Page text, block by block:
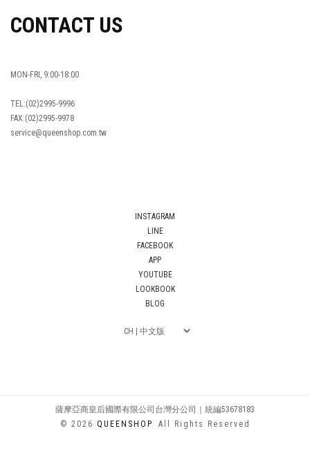
CONTACT US
MON-FRI, 9:00-18:00
TEL:(02)2995-9996
FAX:(02)2995-9978
service@queenshop.com.tw
INSTAGRAM
LINE
FACEBOOK
APP
YOUTUBE
LOOKBOOK
BLOG
薩摩亞商皇后國際有限公司台灣分公司｜統編53678183
© 2026 QUEENSHOP. All Rights Reserved